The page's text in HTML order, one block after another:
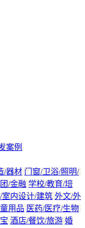
案例
/器材 门窗/卫浴/照明/
/金融 学校/教育/培
室内设计/建筑 外文/外
用品 医药/医疗/生物
酒店/餐饮/旅游 婚